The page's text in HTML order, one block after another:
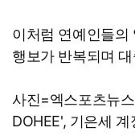
이처럼 연예인들의
행보가 반복되며
사진=엑스포츠뉴
DOHEE', 기은세